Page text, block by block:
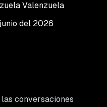
Valenzuela
del 2026
conversaciones